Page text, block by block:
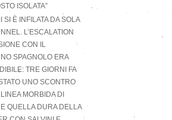
ISOLATA”
SI È INFILATA DA SOLA
L’ESCALATION
CON IL
SPAGNOLO ERA
TRE GIORNI FA
UNO SCONTRO
MORBIDA DI
QUELLA DURA DELLA